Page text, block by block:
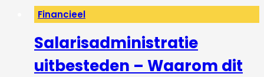
Financieel
Salarisadministratie
uitbesteden – Waarom dit